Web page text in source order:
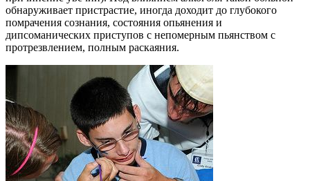
обнаруживает пристрастие, иногда доходит до глубокого
помрачения сознания, состояния опьянения и
дипсоманических приступов с непомерным пьянством с
протрезвлением, полным раскаяния.